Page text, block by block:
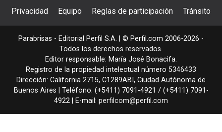
Privacidad Equipo Reglas de participación Tránsito
Parabrisas - Editorial Perfil S.A. | © Perfil.com 2006-2026 -
Todos los derechos reservados.
Editor responsable: María José Bonacifa.
Registro de la propiedad intelectual número 5346433
Dirección: California 2715, C1289ABI , Ciudad Autónoma de
Buenos Aires | Teléfono: (+5411) 7091-4921 / (+5411) 7091-
4922 | E-mail: perfilcom@perfil.com